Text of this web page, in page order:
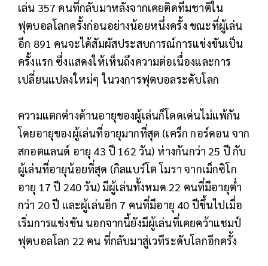
เล่น 357 คนที่กลับมาหลังจากเคยติดทีมชาติใน
ฟุตบอลโลกครั้งก่อนอย่างน้อยหนึ่งครั้ง ขณะที่ผู้เล่น
อีก 891 คนจะได้สัมผัสประสบการณ์การแข่งขันเป็น
ครั้งแรก ซึ่งแสดงให้เห็นถึงความต่อเนื่องและการ
เปลี่ยนแปลงใหม่ๆ ในวงการฟุตบอลระดับโลก
ความแตกต่างด้านอายุของผู้เล่นก็โดดเด่นไม่แพ้กัน
โดยอายุของผู้เล่นที่อายุมากที่สุด (เคร็ก กอร์ดอน จาก
สกอตแลนด์ อายุ 43 ปี 162 วัน) ห่างกันกว่า 25 ปี กับ
ผู้เล่นที่อายุน้อยที่สุด (กิลแบร์โต โมรา จากเม็กซิโก
อายุ 17 ปี 240 วัน) มีผู้เล่นทั้งหมด 22 คนที่มีอายุต่ำ
กว่า 20 ปี และผู้เล่นอีก 7 คนที่มีอายุ 40 ปีขึ้นไปเมื่อ
เริ่มการแข่งขัน นอกจากนี้ยังมีผู้เล่นที่เคยคว้าแชมป์
ฟุตบอลโลก 22 คน ที่กลับมาสู่เวทีระดับโลกอีกครั้ง